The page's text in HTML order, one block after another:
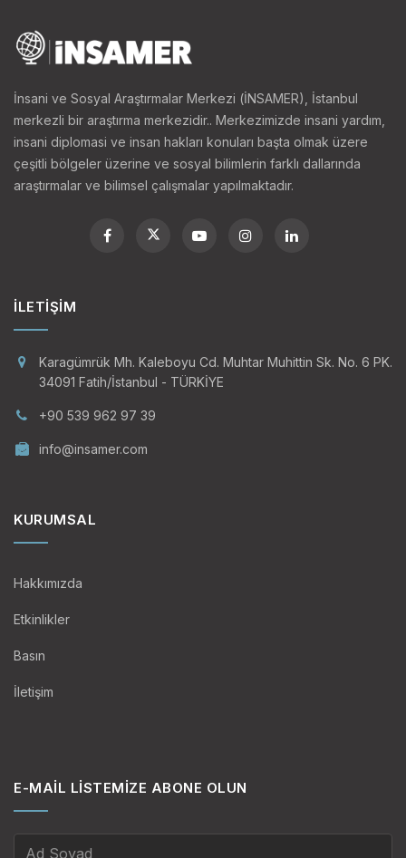
İnsani ve Sosyal Araştırmalar Merkezi (İNSAMER), İstanbul
merkezli bir araştırma merkezidir.. Merkezimizde insani yardım,
insani diplomasi ve insan hakları konuları başta olmak üzere
çeşitli bölgeler üzerine ve sosyal bilimlerin farklı dallarında
araştırmalar ve bilimsel çalışmalar yapılmaktadır.
İLETIŞIM
Karagümrük Mh. Kaleboyu Cd. Muhtar Muhittin Sk. No. 6 PK.
34091 Fatih/İstanbul - TÜRKİYE
+90 539 962 97 39
info@insamer.com
KURUMSAL
Hakkımızda
Etkinlikler
Basın
İletişim
E-MAIL LISTEMIZE ABONE OLUN